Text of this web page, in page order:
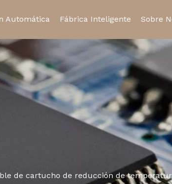
de estado sólido Relé automotriz
de relé Micro interruptor
Automática Fábrica Inteligente Sobre
de cartucho de reducción de